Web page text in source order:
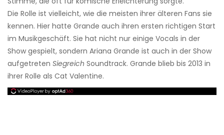
Die Rolle ist vielleicht, wie die meisten ihrer älteren Fans sie
kennen. Hier hatte Grande auch ihren ersten richtigen Start
im Musikgeschäft. Sie hat nicht nur einige Vocals in der
Show gespielt, sondern Ariana Grande ist auch in der Show
aufgetreten Siegreich Soundtrack. Grande blieb bis 2013 in
ihrer Rolle als Cat Valentine.